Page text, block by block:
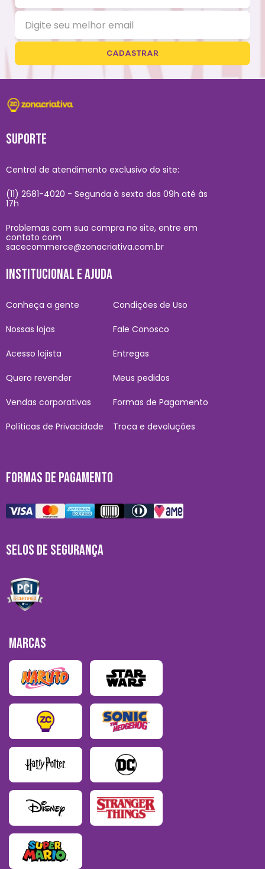
CADASTRAR
SUPORTE
Central de atendimento exclusivo do site:
(11) 2681-4020 - Segunda à sexta das 09h até às
17h
Problemas com sua compra no site, entre em
contato com
sacecommerce@zonacriativa.com.br
INSTITUCIONAL E AJUDA
Conheça a gente
Nossas lojas
Acesso lojista
Quero revender
Vendas corporativas
Políticas de Privacidade
Condições de Uso
Fale Conosco
Entregas
Meus pedidos
Formas de Pagamento
Troca e devoluções
FORMAS DE PAGAMENTO
SELOS DE SEGURANÇA
MARCAS